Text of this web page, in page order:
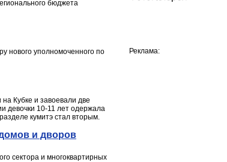
бюджета
нового уполномоченного по
Кубке и завоевали две
девочки 10-11 лет одержала
кумитэ стал вторым.
и дворов
сектора и многоквартирных
Реклама: